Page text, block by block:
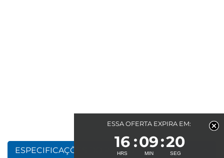
ESPECIFICAÇÕES DO PRODUTO
ESSA OFERTA EXPIRA EM:
16 09 20